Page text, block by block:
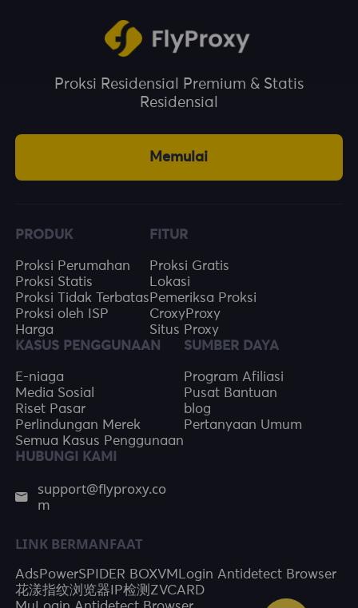
Proksi Residensial Premium & Statis
Residensial
Memulai
PRODUK
Proksi Perumahan
Proksi Statis
Proksi Tidak Terbatas
Proksi oleh ISP
Harga
FITUR
Proksi Gratis
Lokasi
Pemeriksa Proksi
CroxyProxy
Situs Proxy
KASUS PENGGUNAAN
E-niaga
Media Sosial
Riset Pasar
Perlindungan Merek
Semua Kasus Penggunaan
SUMBER DAYA
Program Afiliasi
Pusat Bantuan
blog
Pertanyaan Umum
HUBUNGI KAMI
support@flyproxy.co
m
LINK BERMANFAAT
AdsPowerSPIDER BOXVMLogin Antidetect Browser
花漾指纹浏览器 IP检测 ZVCARD